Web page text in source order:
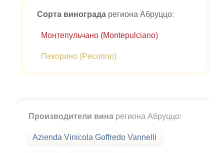
Сорта винограда региона Абруццо:
Монтепульчано (Montepulciano)
Пекорино (Pecorino)
Производители вина региона Абруццо:
Azienda Vinicola Goffredo Vannelli